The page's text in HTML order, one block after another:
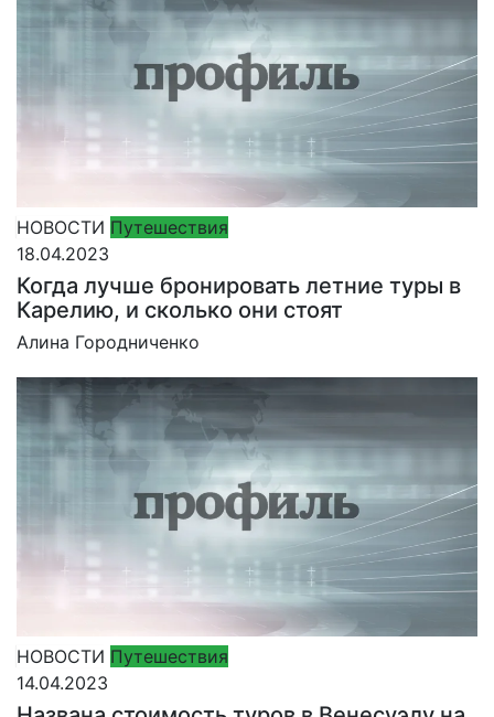
НОВОСТИ Путешествия
18.04.2023
Когда лучше бронировать летние туры в
Карелию, и сколько они стоят
Алина Городниченко
НОВОСТИ Путешествия
14.04.2023